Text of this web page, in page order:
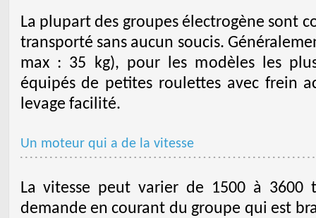
La plupart des groupes électrogène sont
transporté sans aucun soucis.
max : 35 kg), pour les modèles les
équipés de petites roulettes avec frein
levage facilité.
Un moteur qui a de la vitesse
La vitesse peut varier de 1500 à 3600
demande en courant du groupe qui est